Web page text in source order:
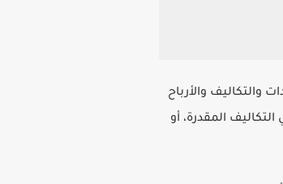
والتكاليف والأرباح
المقدرة، أو